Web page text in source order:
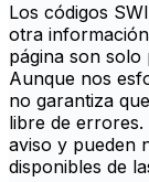
Los códigos
otra
página son solo
Aunque nos
no garantiza
libre de errores.
aviso y pueden
disponibles de